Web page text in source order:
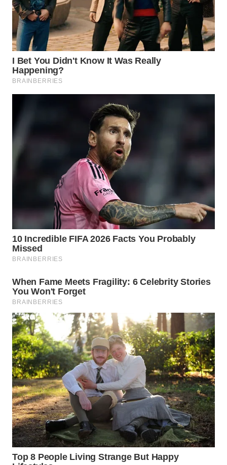
BINJAI
WN
CIREBON
WN
INDRAMAYU
SUKABUMI
WN
WN
TIMUR
WN
SEMARANG
WN
SOLO
WN
BOROBUDUR
WN